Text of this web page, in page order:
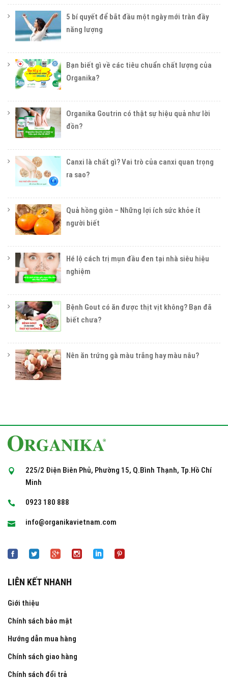
5 bí quyết để bắt đầu một ngày mới tràn đầy
năng lượng
Bạn biết gì về các tiêu chuẩn chất lượng của
Organika?
Organika Goutrin có thật sự hiệu quả như lời
đồn?
Canxi là chất gì? Vai trò của canxi quan trọng
ra sao?
Quả hồng giòn – Những lợi ích sức khỏe ít
người biết
Hé lộ cách trị mụn đầu đen tại nhà siêu hiệu
nghiệm
Bệnh Gout có ăn được thịt vịt không? Bạn đã
biết chưa?
Nên ăn trứng gà màu trắng hay màu nâu?
225/2 Điện Biên Phủ, Phường 15, Q.Bình Thạnh, Tp.Hồ Chí
Minh
0923 180 888
info@organikavietnam.com
LIÊN KẾT NHANH
Giới thiệu
Chính sách bảo mật
Hướng dẫn mua hàng
Chính sách giao hàng
Chính sách đổi trả